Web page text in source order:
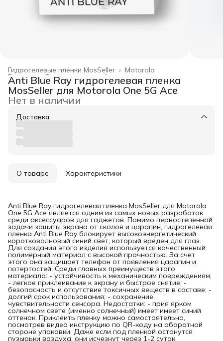
Motorola
Гидрогелевые плёнки MosSeller ›
Гидрогелевые плёнки ›
Главная ›
Anti Blue Ray гидрогелевая пленка
MosSeller для Motorola One 5G Ace
Нет в наличии
Доставка
О товаре Характеристики
Anti Blue Ray гидрогелевая пленка MosSeller для Motorola
One 5G Ace является одним из самых новых разработок
среди аксессуаров для гаджетов. Помимо первостепенной
задачи защиты экрана от сколов и царапин, гидрогелевая
пленка Anti Blue Ray блокирует высокоэнергетический
коротковолновый синий свет, который вреден для глаз.
Для создания этого изделия используется качественный
полимерный материал с высокой прочностью. За счет
этого она защищает телефон от появления царапин и
потертостей. Среди главных преимуществ этого
материала: - устойчивость к механическим повреждениям;
- легкое приклеивание к экрану и быстрое снятие; -
безопасность и отсутствие токсичных веществ в составе; -
долгий срок использования; - сохранение
чувствительности сенсора. Недостатки: - прия ярком
солнечном свете (именно солнечный) имеет имеет синий
оттенок. Приклеить пленку можно самостоятельно,
посмотрев видео инструкцию по QR-коду на оборотной
стороне упаковки. Даже если под пленкой останутся
пузырьки воздуха, они исчезнут через 1-2 суток.